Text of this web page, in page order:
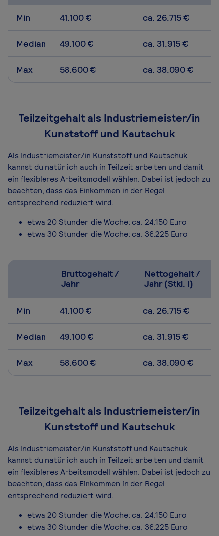
Min 41.100 € ca. 26.715 €
Median 49.100 € ca. 31.915 €
Max 58.600 € ca. 38.090 €
Teilzeitgehalt als Industriemeister/in
Kunststoff und Kautschuk
Als Industriemeister/in Kunststoff und Kautschuk
kannst du natürlich auch in Teilzeit arbeiten und damit
ein flexibleres Arbeitsmodell wählen. Dabei ist jedoch zu
beachten, dass das Einkommen in der Regel
entsprechend reduziert wird.
etwa 20 Stunden die Woche: ca. 24.150 Euro
etwa 30 Stunden die Woche: ca. 36.225 Euro
Bruttogehalt /
Jahr
Nettogehalt /
Jahr (Stkl. I)
Min 41.100 € ca. 26.715 €
Median 49.100 € ca. 31.915 €
Max 58.600 € ca. 38.090 €
Teilzeitgehalt als Industriemeister/in
Kunststoff und Kautschuk
Als Industriemeister/in Kunststoff und Kautschuk
kannst du natürlich auch in Teilzeit arbeiten und damit
ein flexibleres Arbeitsmodell wählen. Dabei ist jedoch zu
beachten, dass das Einkommen in der Regel
entsprechend reduziert wird.
etwa 20 Stunden die Woche: ca. 24.150 Euro
etwa 30 Stunden die Woche: ca. 36.225 Euro